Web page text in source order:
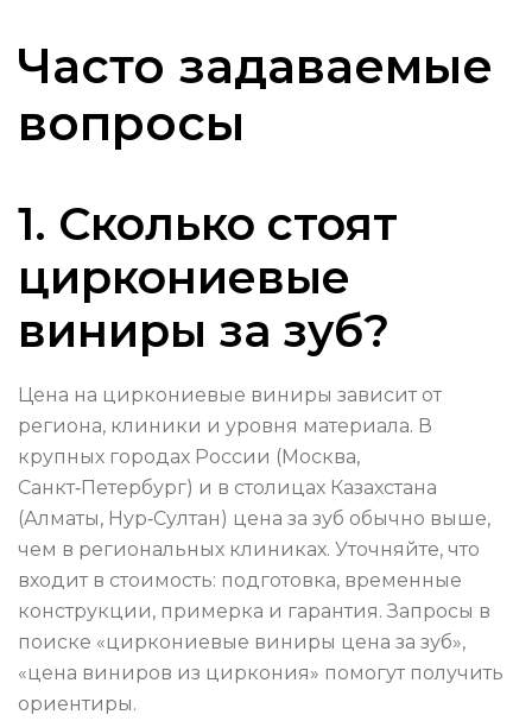
Часто задаваемые
вопросы
1. Сколько стоят
циркониевые
виниры за зуб?
Цена на циркониевые виниры зависит от
региона, клиники и уровня материала. В
крупных городах России (Москва,
Санкт‑Петербург) и в столицах Казахстана
(Алматы, Нур‑Султан) цена за зуб обычно выше,
чем в региональных клиниках. Уточняйте, что
входит в стоимость: подготовка, временные
конструкции, примерка и гарантия. Запросы в
поиске «циркониевые виниры цена за зуб»,
«цена виниров из циркония» помогут получить
ориентиры.